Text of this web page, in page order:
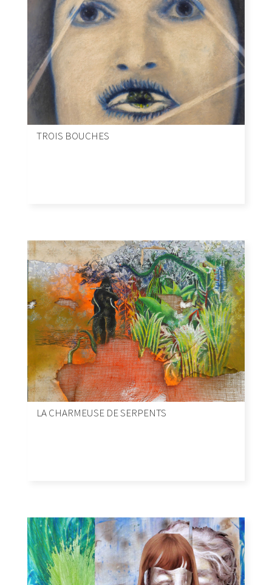
TROIS BOUCHES
LA CHARMEUSE DE SERPENTS